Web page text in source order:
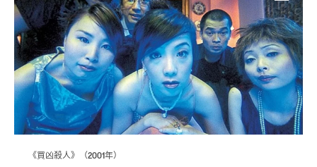
《買凶殺人》 （2001年）